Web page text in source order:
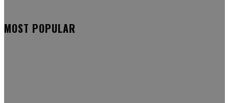
MOST POPULAR